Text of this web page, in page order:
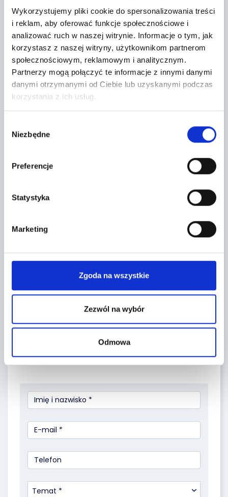
Wykorzystujemy pliki cookie do spersonalizowania treści
i reklam, aby oferować funkcje społecznościowe i
analizować ruch w naszej witrynie. Informacje o tym, jak
korzystasz z naszej witryny, użytkownikom partnerom
społecznościowym, reklamowym i analitycznym.
Partnerzy mogą połączyć te informacje z innymi danymi
danymi otrzymanymi od Ciebie lub uzyskanymi podczas
korzystania z ich usług.
zgody
Niezbędne
Preferencje
Statystyka
Marketing
Zgoda na wszystkie
Zezwól na wybór
Odmowa
Regulaminy sprzedawcy
Lokalizacja:
Miękinia,
−
FORMULARZ KONTAKTOWY
Temat *